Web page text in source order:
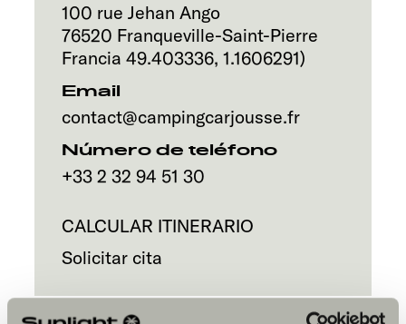
100 rue Jehan Ango
76520 Franqueville-Saint-Pierre
Francia 49.403336, 1.1606291)
Email
contact@campingcarjousse.fr
Número de teléfono
+33 2 32 94 51 30
CALCULAR ITINERARIO
Solicitar cita